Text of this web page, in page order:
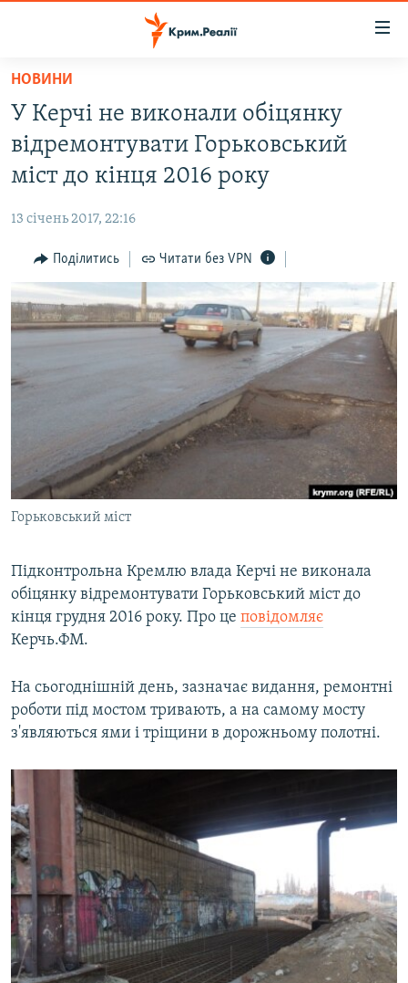
Перейти
основного
матеріалу
Перейти
до
основної
Перейти
пошуку
ВОДА.КРИМ
ВІДЕО ТА ФОТО
БЛОГИ
ПОГЛЯД
ІНТЕРВ'Ю
ВСЕ ЗА ДЕНЬ
ВІДЕОУРОКИ «ELIFBE»
СВІДЧЕННЯ ОКУПАЦІЇ
УКРАЇНСЬКА ПРОБЛЕМА КРИМУ
ІНФОГРАФІКА
ЯК ОБІЙТИ БЛОКУВАННЯ
Qırımtatar
ДОЛУЧАЙСЯ!
Усі сайти RFE/RL
НОВИНИ
У Керчі не виконали обіцянку
відремонтувати Горьковський
міст до кінця 2016 року
13 січень 2017, 22:16
Поділитись Читати без VPN
Горьковський міст
Підконтрольна Кремлю влада Керчі не виконала
обіцянку відремонтувати Горьковський міст до
кінця грудня 2016 року. Про це повідомляє
Керчь.ФМ.
На сьогоднішній день, зазначає видання, ремонтні
роботи під мостом тривають, а на самому мосту
з'являються ями і тріщини в дорожньому полотні.